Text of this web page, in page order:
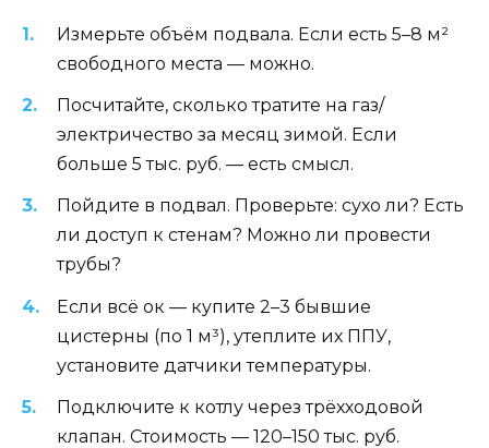
Измерьте объём подвала. Если есть 5–8 м²
свободного места — можно.
Посчитайте, сколько тратите на газ/
электричество за месяц зимой. Если
больше 5 тыс. руб. — есть смысл.
Пойдите в подвал. Проверьте: сухо ли? Есть
ли доступ к стенам? Можно ли провести
трубы?
Если всё ок — купите 2–3 бывшие
цистерны (по 1 м³), утеплите их ППУ,
установите датчики температуры.
Подключите к котлу через трёхходовой
клапан. Стоимость — 120–150 тыс. руб.